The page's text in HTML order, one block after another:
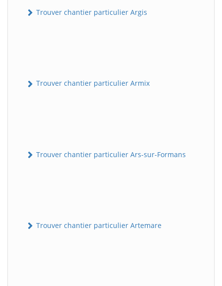
Trouver chantier particulier Argis
Trouver chantier particulier Armix
Trouver chantier particulier Ars-sur-Formans
Trouver chantier particulier Artemare